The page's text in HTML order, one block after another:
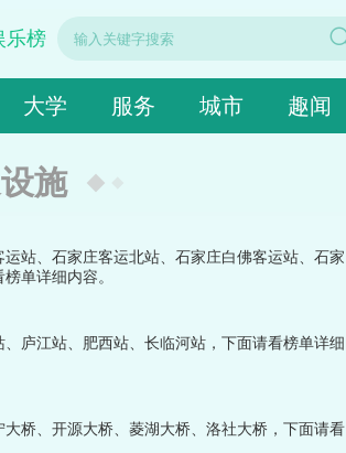
乐榜
大学 服务 城市 趣闻
施
站、石家庄客运北站、石家庄白佛客运站、石家
单详细内容。
庐江站、肥西站、长临河站，下面请看榜单详细
桥、开源大桥、菱湖大桥、洛社大桥，下面请看